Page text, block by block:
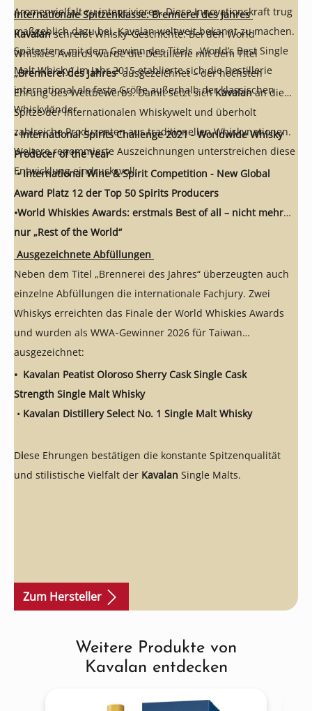
Aromenvielfalt zu intensivieren. Diese Innovationskraft trug
maßgeblich dazu bei, Kavalan weltweit bekannt zu machen.
Spätestens mit dem Gewinn des Titels „World’s Best Single
Malt Whisky“ im Jahr 2015 etablierte sich die Destillerie
international als feste Größe außerhalb der klassischen
Whiskyländer.
Internationale Spitzenklasse: Brennerei des Jahres
Kavalanschreibt Whisky‑Geschichte: Bei den World
Whiskies Awards wurde die Destillerie mit dem Titel
„Brennerei des Jahres“ausgezeichnet – der höchsten
Ehrung des Wettbewerbs. Damit setzt sichKavalanan die
Spitze der internationalen Whiskywelt und überholt
zahlreiche Produzenten aus traditionellen Whiskynationen.
Weitere renommierte Auszeichnungen unterstreichen diese
Entwicklung eindrucksvoll:
• International Spirits Challenge 2021 - Worldwide Whisky
Producer of the Year
•International Wine & Spirit Competition - New Global
Award Platz 12 der Top 50 Spirits Producers
•World Whiskies Awards: erstmals Best of all – nicht mehr
nur „Rest of the World“
Ausgezeichnete Abfüllungen
Neben dem Titel „Brennerei des Jahres“ überzeugten auch
einzelne Abfüllungen die internationale Fachjury. Zwei
Whiskys erreichten das Finale der World Whiskies Awards
und wurden als WWA‑Gewinner 2026 für Taiwan
ausgezeichnet:
• Kavalan Peatist Oloroso Sherry Cask Single Cask
Strength Single Malt Whisky
• Kavalan Distillery Select No. 1 Single Malt Whisky
Diese Ehrungen bestätigen die konstante Spitzenqualität
und stilistische Vielfalt der Kavalan Single Malts.
Zum Hersteller
Produktgalerie überspringen
Weitere Produkte von
Kavalan entdecken